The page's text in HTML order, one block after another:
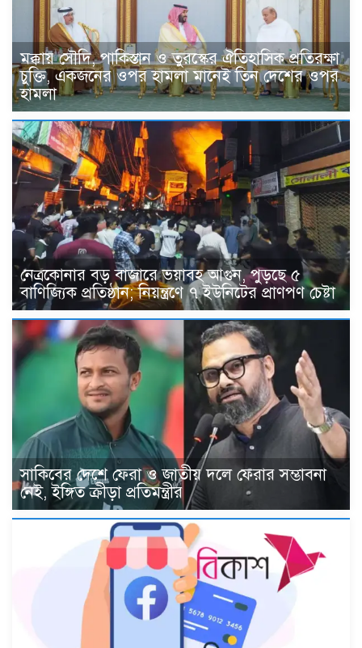
মক্কায় সৌদি, পাকিস্তান ও তুরস্কের ঐতিহাসিক প্রতিরক্ষা
চুক্তি, একজনের ওপর হামলা মানেই তিন দেশের ওপর
হামলা
নেত্রকোনার বড় বাজারে ভয়াবহ আগুন, পুড়ছে ৫
বাণিজ্যিক প্রতিষ্ঠান; নিয়ন্ত্রণে ৭ ইউনিটের প্রাণপণ চেষ্টা
সাকিবের দেশে ফেরা ও জাতীয় দলে ফেরার সম্ভাবনা
নেই, ইঙ্গিত ক্রীড়া প্রতিমন্ত্রীর